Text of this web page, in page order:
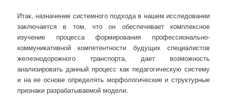
Итак, назначение системного подхода в нашем исследовании
заключается в том, что он обеспечивает комплексное
изучение процесса формирования профессионально-
коммуникативной компетентности будущих специалистов
железнодорожного транспорта, дает возможность
анализировать данный процесс как педагогическую систему
и на ее основе определять морфологические и структурные
признаки разрабатываемой модели.